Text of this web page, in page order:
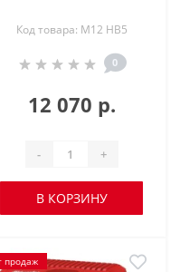
Код товара: M12 HB5
0
12 070 р.
- +
В КОРЗИНУ
продаж